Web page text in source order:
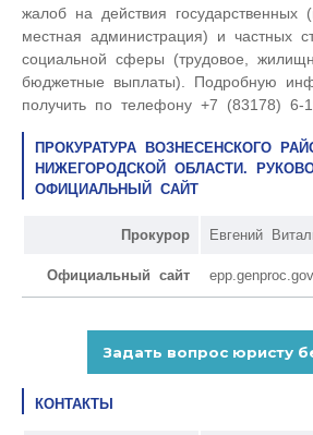
жалоб на действия государственных
местная администрация) и частных
социальной сферы (трудовое,
бюджетные выплаты). Подробную
получить по телефону +7 (83178) 6-
ПРОКУРАТУРА ВОЗНЕСЕНСКОГО
НИЖЕГОРОДСКОЙ ОБЛАСТИ.
ОФИЦИАЛЬНЫЙ САЙТ
Прокурор Евгений
Официальный сайт
КОНТАКТЫ